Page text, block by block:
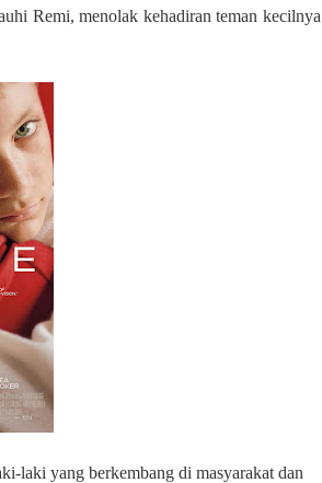
Remi, menolak kehadiran teman kecilnya
laki yang berkembang di masyarakat dan